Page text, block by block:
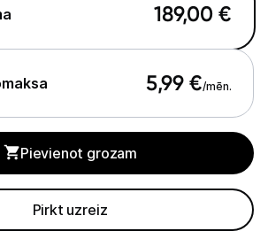
tvaika nosūcējiem
189,00 €
5,99 €/mēn.
Pievienot grozam
Pirkt uzreiz